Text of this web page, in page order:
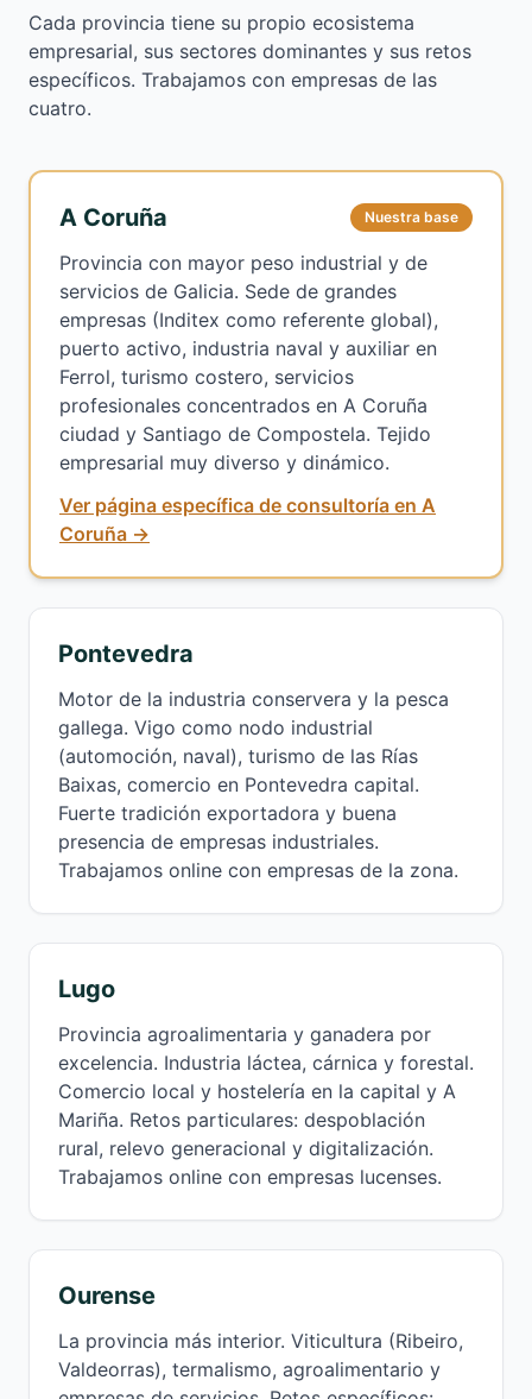
Cada provincia tiene su propio ecosistema
empresarial, sus sectores dominantes y sus retos
específicos. Trabajamos con empresas de las
cuatro.
A Coruña Nuestra base
Provincia con mayor peso industrial y de
servicios de Galicia. Sede de grandes
empresas (Inditex como referente global),
puerto activo, industria naval y auxiliar en
Ferrol, turismo costero, servicios
profesionales concentrados en A Coruña
ciudad y Santiago de Compostela. Tejido
empresarial muy diverso y dinámico.
Ver página específica de consultoría en A
Coruña →
Pontevedra
Motor de la industria conservera y la pesca
gallega. Vigo como nodo industrial
(automoción, naval), turismo de las Rías
Baixas, comercio en Pontevedra capital.
Fuerte tradición exportadora y buena
presencia de empresas industriales.
Trabajamos online con empresas de la zona.
Lugo
Provincia agroalimentaria y ganadera por
excelencia. Industria láctea, cárnica y forestal.
Comercio local y hostelería en la capital y A
Mariña. Retos particulares: despoblación
rural, relevo generacional y digitalización.
Trabajamos online con empresas lucenses.
Ourense
La provincia más interior. Viticultura (Ribeiro,
Valdeorras), termalismo, agroalimentario y